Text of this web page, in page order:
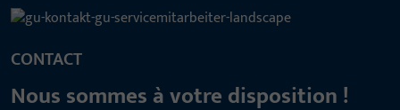
CONTACT
Nous sommes à votre disposition !